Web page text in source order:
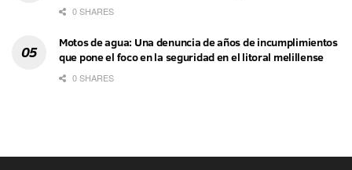
0 SHARES
Motos de agua: Una denuncia de años de incumplimientos
que pone el foco en la seguridad en el litoral melillense
0 SHARES